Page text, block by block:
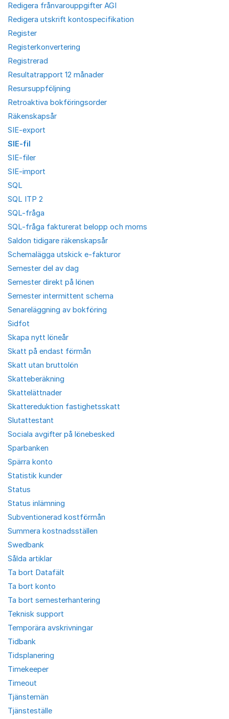
Redigera frånvarouppgifter AGI
Redigera utskrift kontospecifikation
Register
Registerkonvertering
Registrerad
Resultatrapport 12 månader
Resursuppföljning
Retroaktiva bokföringsorder
Räkenskapsår
SIE-export
SIE-fil
SIE-filer
SIE-import
SQL
SQL ITP 2
SQL-fråga
SQL-fråga fakturerat belopp och moms
Saldon tidigare räkenskapsår
Schemalägga utskick e-fakturor
Semester del av dag
Semester direkt på lönen
Semester intermittent schema
Senareläggning av bokföring
Sidfot
Skapa nytt löneår
Skatt på endast förmån
Skatt utan bruttolön
Skatteberäkning
Skattelättnader
Skattereduktion fastighetsskatt
Slutattestant
Sociala avgifter på lönebesked
Sparbanken
Spärra konto
Statistik kunder
Status
Status inlämning
Subventionerad kostförmån
Summera kostnadsställen
Swedbank
Sålda artiklar
Ta bort Datafält
Ta bort konto
Ta bort semesterhantering
Teknisk support
Temporära avskrivningar
Tidbank
Tidsplanering
Timekeeper
Timeout
Tjänstemän
Tjänsteställe